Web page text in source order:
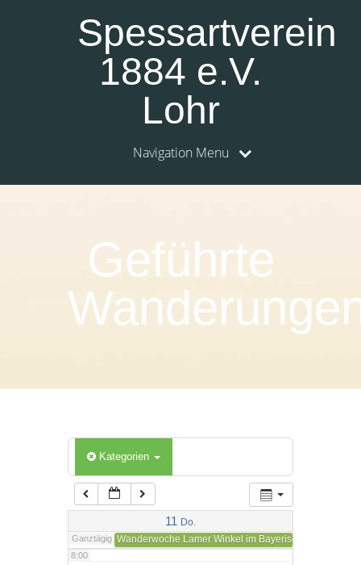
Spessartverein
1884 e.V.
Lohr
Navigation Menu
Geführte
Kategorien
11 Do.
Ganztägig Wanderwoche Lamer Winkel im Bayerischen Wald
3:00
6:00
7:00
8:00